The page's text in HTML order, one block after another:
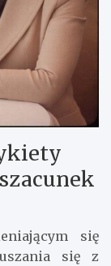
się
się z